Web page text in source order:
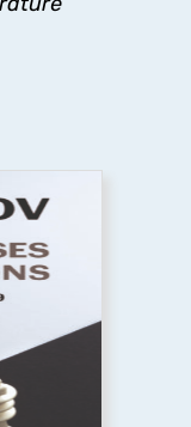
inédits en
et les
leur
la défense